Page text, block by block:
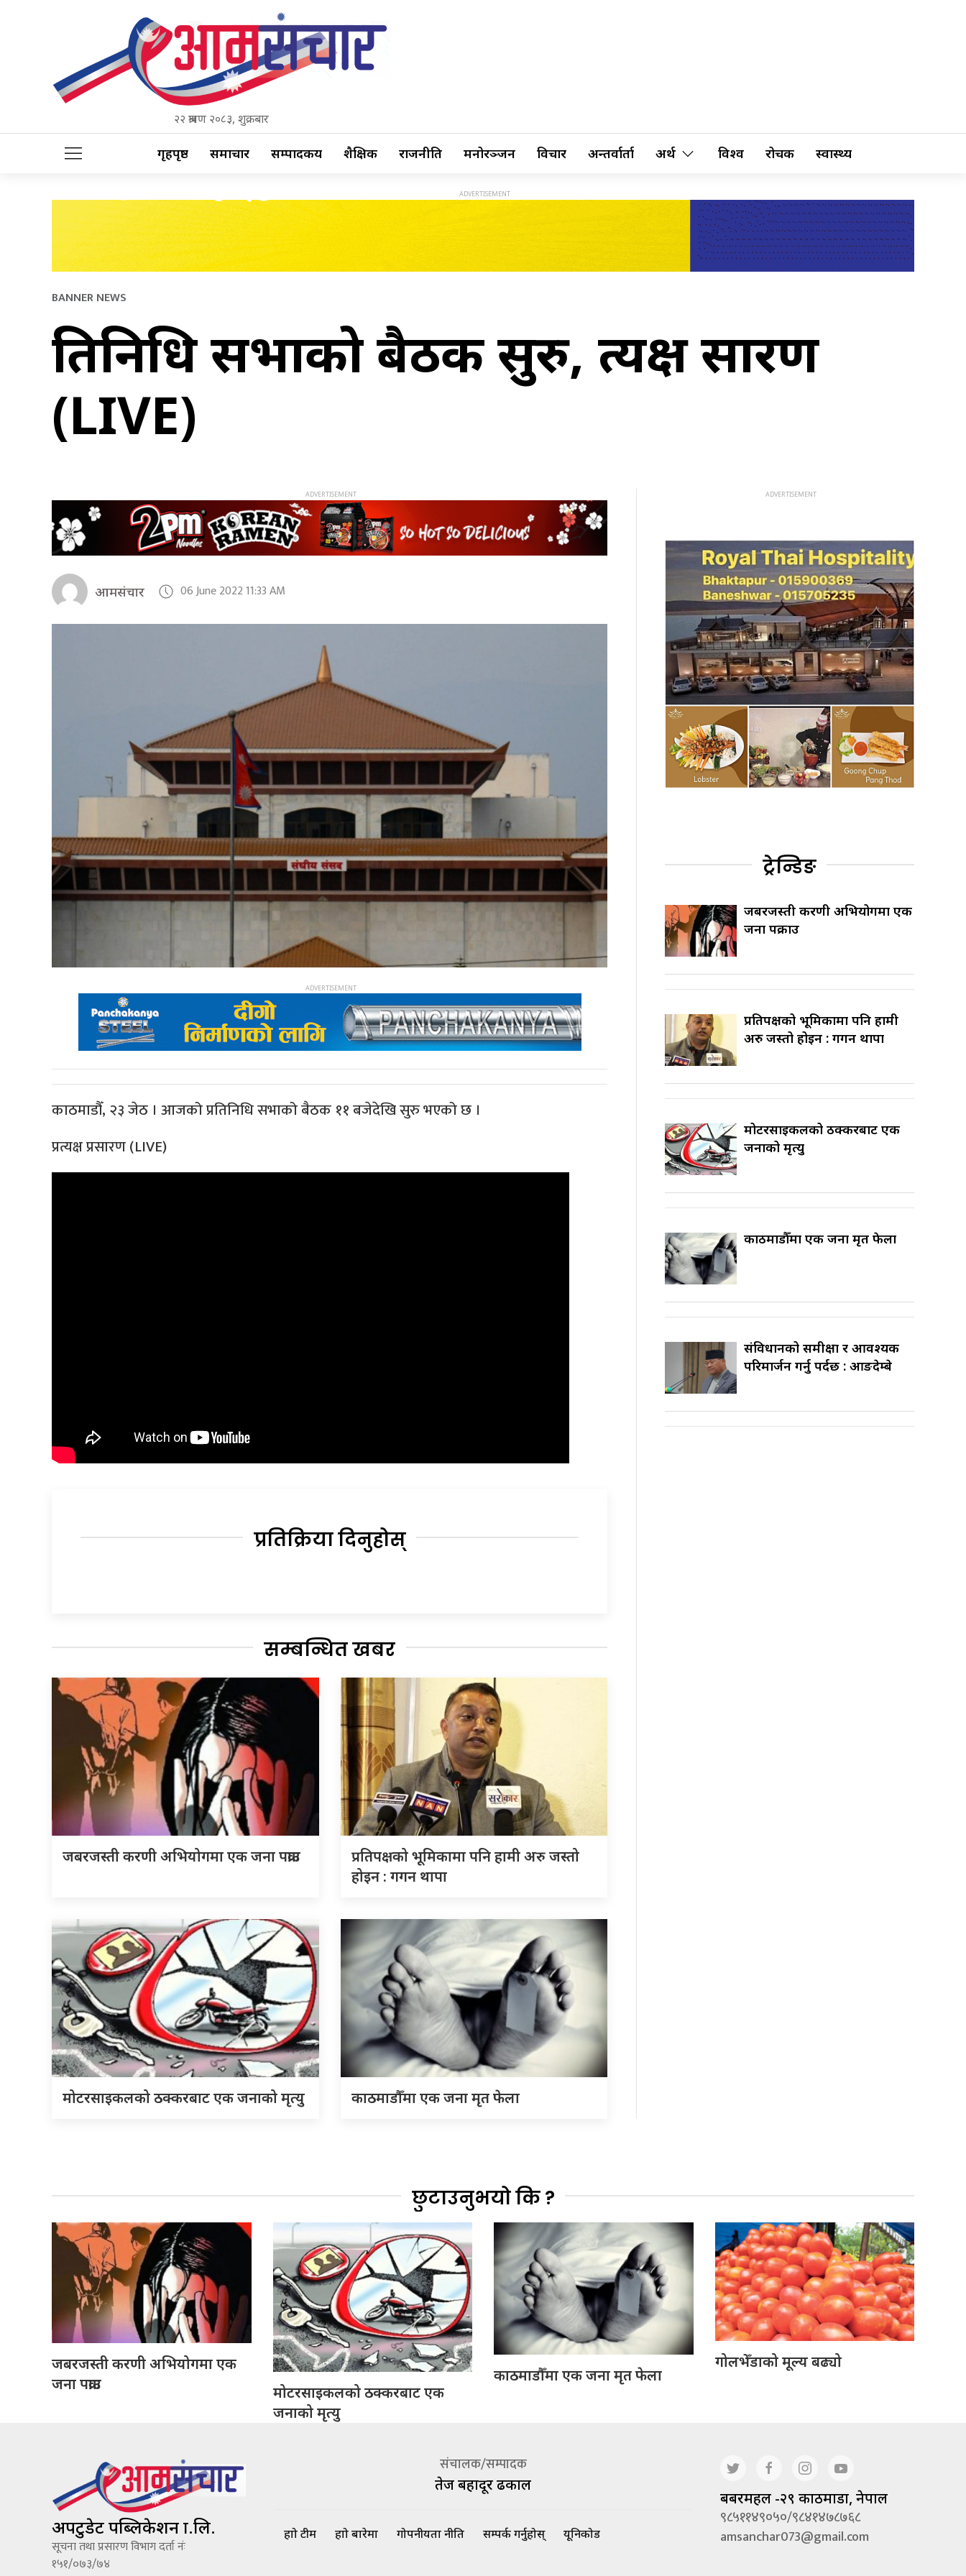
२२ श्रावण २०८३, शुक्रबार
गृहपृष्ठ समाचार सम्पादकीय शैक्षिक राजनीति मनोरञ्जन विचार अन्तर्वार्ता अर्थ विश्व रोचक स्वास्थ्य
BANNER NEWS
प्रतिनिधि सभाको बैठक सुरु, प्रत्यक्ष प्रसारण
(LIVE)
आमसंचार 06 June 2022 11:33 AM
काठमाडौँ, २३ जेठ । आजको प्रतिनिधि सभाको बैठक ११ बजेदेखि सुरु भएको छ ।
प्रत्यक्ष प्रसारण (LIVE)
प्रतिक्रिया दिनुहोस्
सम्बन्धित खबर
जबरजस्ती करणी अभियोगमा एक जना पक्राउ
प्रतिपक्षको भूमिकामा पनि हामी अरु जस्तो
होइन : गगन थापा
मोटरसाइकलको ठक्करबाट एक जनाको मृत्यु काठमाडौँमा एक जना मृत फेला
ट्रेन्डिङ
जबरजस्ती करणी अभियोगमा एक
जना पक्राउ
प्रतिपक्षको भूमिकामा पनि हामी
अरु जस्तो होइन : गगन थापा
मोटरसाइकलको ठक्करबाट एक
जनाको मृत्यु
काठमाडौँमा एक जना मृत फेला
संविधानको समीक्षा र आवश्यक
परिमार्जन गर्नु पर्दछ : आङदेम्बे
छुटाउनुभयो कि ?
जबरजस्ती करणी अभियोगमा एक
जना पक्राउ
मोटरसाइकलको ठक्करबाट एक
जनाको मृत्यु
काठमाडौँमा एक जना मृत फेला
गोलभेँडाको मूल्य बढ्यो
अपटुडेट पब्लिकेशन प्रा.लि.
सूचना तथा प्रसारण विभाग दर्ता नंः
१५१/०७३/७४
संचालक/सम्पादक
तेज बहादूर ढकाल
हाम्रो टीम हाम्रो बारेमा गोपनीयता नीति सम्पर्क गर्नुहोस् यूनिकोड
बबरमहल -२९ काठमाडौं, नेपाल
९८५११४९०५०/९८४१४७८७६८
amsanchar073@gmail.com